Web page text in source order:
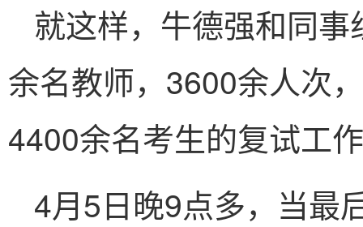
就这样，牛德强和同
余名教师，3600余人次
4400余名考生的复试工
4月5日晚9点多，当最